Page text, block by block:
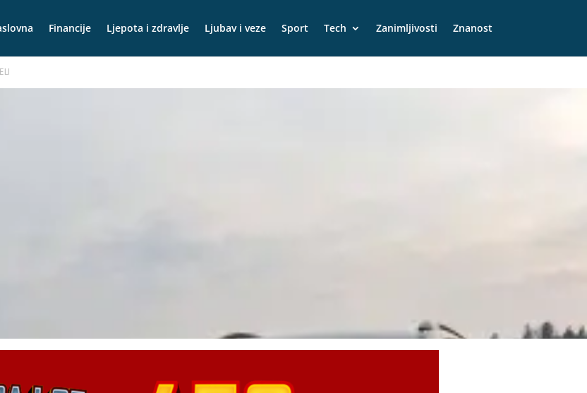
Financije Ljepota i zdravlje Ljubav i veze Sport Tech Zanimljivosti Znanost